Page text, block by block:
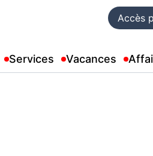
Accès
Services Vacances